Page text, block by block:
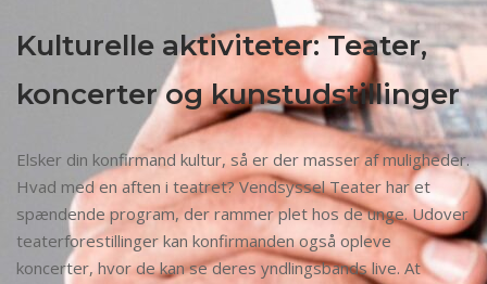
Kulturelle aktiviteter: Teater,
koncerter og kunstudstillinger
Elsker din konfirmand kultur, så er der masser af muligheder.
Hvad med en aften i teatret? Vendsyssel Teater har et
spændende program, der rammer plet hos de unge. Udover
teaterforestillinger kan konfirmanden også opleve
koncerter, hvor de kan se deres yndlingsbands live. At